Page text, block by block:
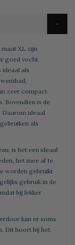
XL zijn
goed vocht
als
zeer compact
Bovendien is de
Daarom ideaal
als
is het een ideaal
het mee af te
worden gebruikt
gebruik in de
hij lekker
kan er soms
Dit hoort bij het